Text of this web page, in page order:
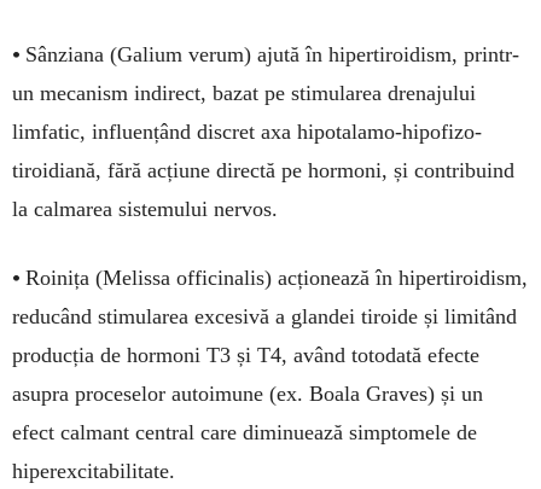
• Sânziana (Galium verum) ajută în hipertiroidism, printr-
un mecanism indirect, bazat pe stimularea drenajului
limfatic, influențând discret axa hipotalamo-hipofizo-
tiroidiană, fără acțiune directă pe hormoni, și contribuind
la calmarea sistemului nervos.
• Roinița (Melissa officinalis) acționează în hipertiroidism,
reducând stimularea excesivă a glandei tiroide și limitând
producția de hormoni T3 și T4, având totodată efecte
asupra proceselor autoimune (ex. Boala Graves) și un
efect calmant central care diminuează simptomele de
hiperexcitabilitate.